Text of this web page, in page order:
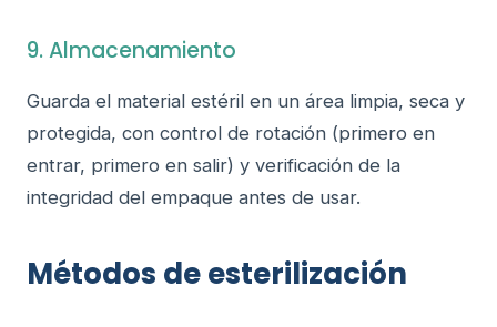
9. Almacenamiento
Guarda el material estéril en un área limpia, seca y
protegida, con control de rotación (primero en
entrar, primero en salir) y verificación de la
integridad del empaque antes de usar.
Métodos de esterilización